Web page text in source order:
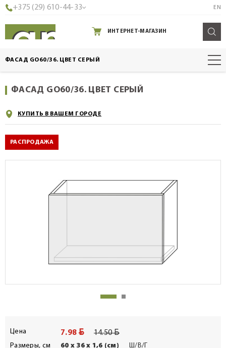
+375 (29) 610-44-33 EN
ИНТЕРНЕТ-МАГАЗИН
ФАСАД GO60/36. ЦВЕТ СЕРЫЙ
ФАСАД GO60/36. ЦВЕТ СЕРЫЙ
КУПИТЬ В ВАШЕМ ГОРОДЕ
Цена 7.98 BYN 14.50BYN
Размеры, см 60 x 36 x 1,6 (см)
Ш/В/Г